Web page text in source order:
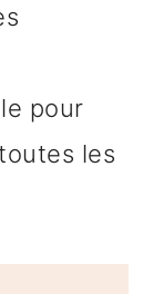
pour
les